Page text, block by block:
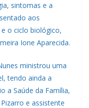
sintomas e a
aos
o ciclo biológico,
Ione Aparecida.
ministrou uma
tendo ainda a
a Saúde da Família,
e assistente